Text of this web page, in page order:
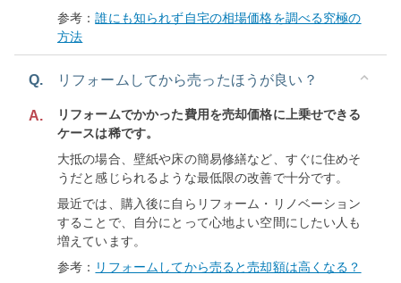
参考：誰にも知られず自宅の相場価格を調べる究極の
方法
Q. リフォームしてから売ったほうが良い？
A.
リフォームでかかった費用を売却価格に上乗せできる
ケースは稀です。
大抵の場合、壁紙や床の簡易修繕など、すぐに住めそ
うだと感じられるような最低限の改善で十分です。
最近では、購入後に自らリフォーム・リノベーション
することで、自分にとって心地よい空間にしたい人も
増えています。
参考： リフォームしてから売ると売却額は高くなる？